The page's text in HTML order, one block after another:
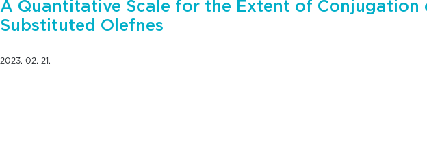
A Quantitative Scale for the Extent of Conjugation
Substituted Olefnes
2023. 02. 21.